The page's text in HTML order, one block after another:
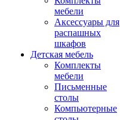
мебели
Аксессуары для
распашных
шкафов
Детская мебель
Комплекты
мебели
Письменные
столы
Компьютерные